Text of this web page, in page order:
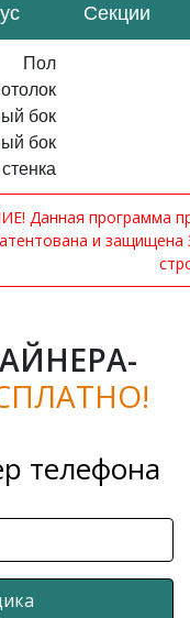
Секции
Пол
бок
бок
Данная программа
и
телефона